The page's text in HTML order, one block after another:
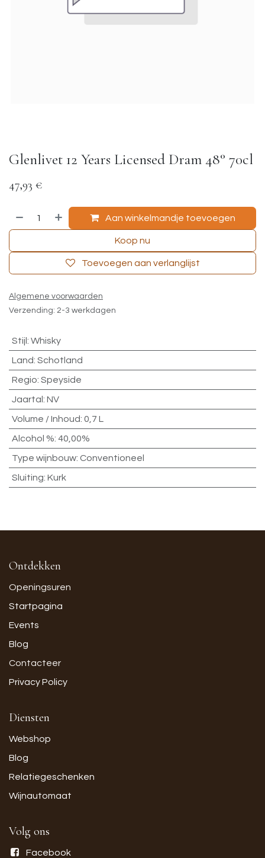
Glenlivet 12 Years Licensed Dram 48° 70cl
47,93 €
Aan winkelmandje toevoegen
Koop nu
Toevoegen aan verlanglijst
Algemene voorwaarden
Verzending: 2-3 werkdagen
Stijl : Whisky
Land: Schotland
Regio: Speyside
Jaartal : NV
Volume / Inhoud: 0,7 L
Alcohol %: 40,00%
Type wijnbouw: Conventioneel
Sluiting: Kurk
Ontdekken
Openingsuren
Startpagina
Events
Blog
Contacteer
Privacy Policy
Diensten
Webshop
Blog
Relatiegeschenken
Wijnautomaat
Volg ons
Facebook